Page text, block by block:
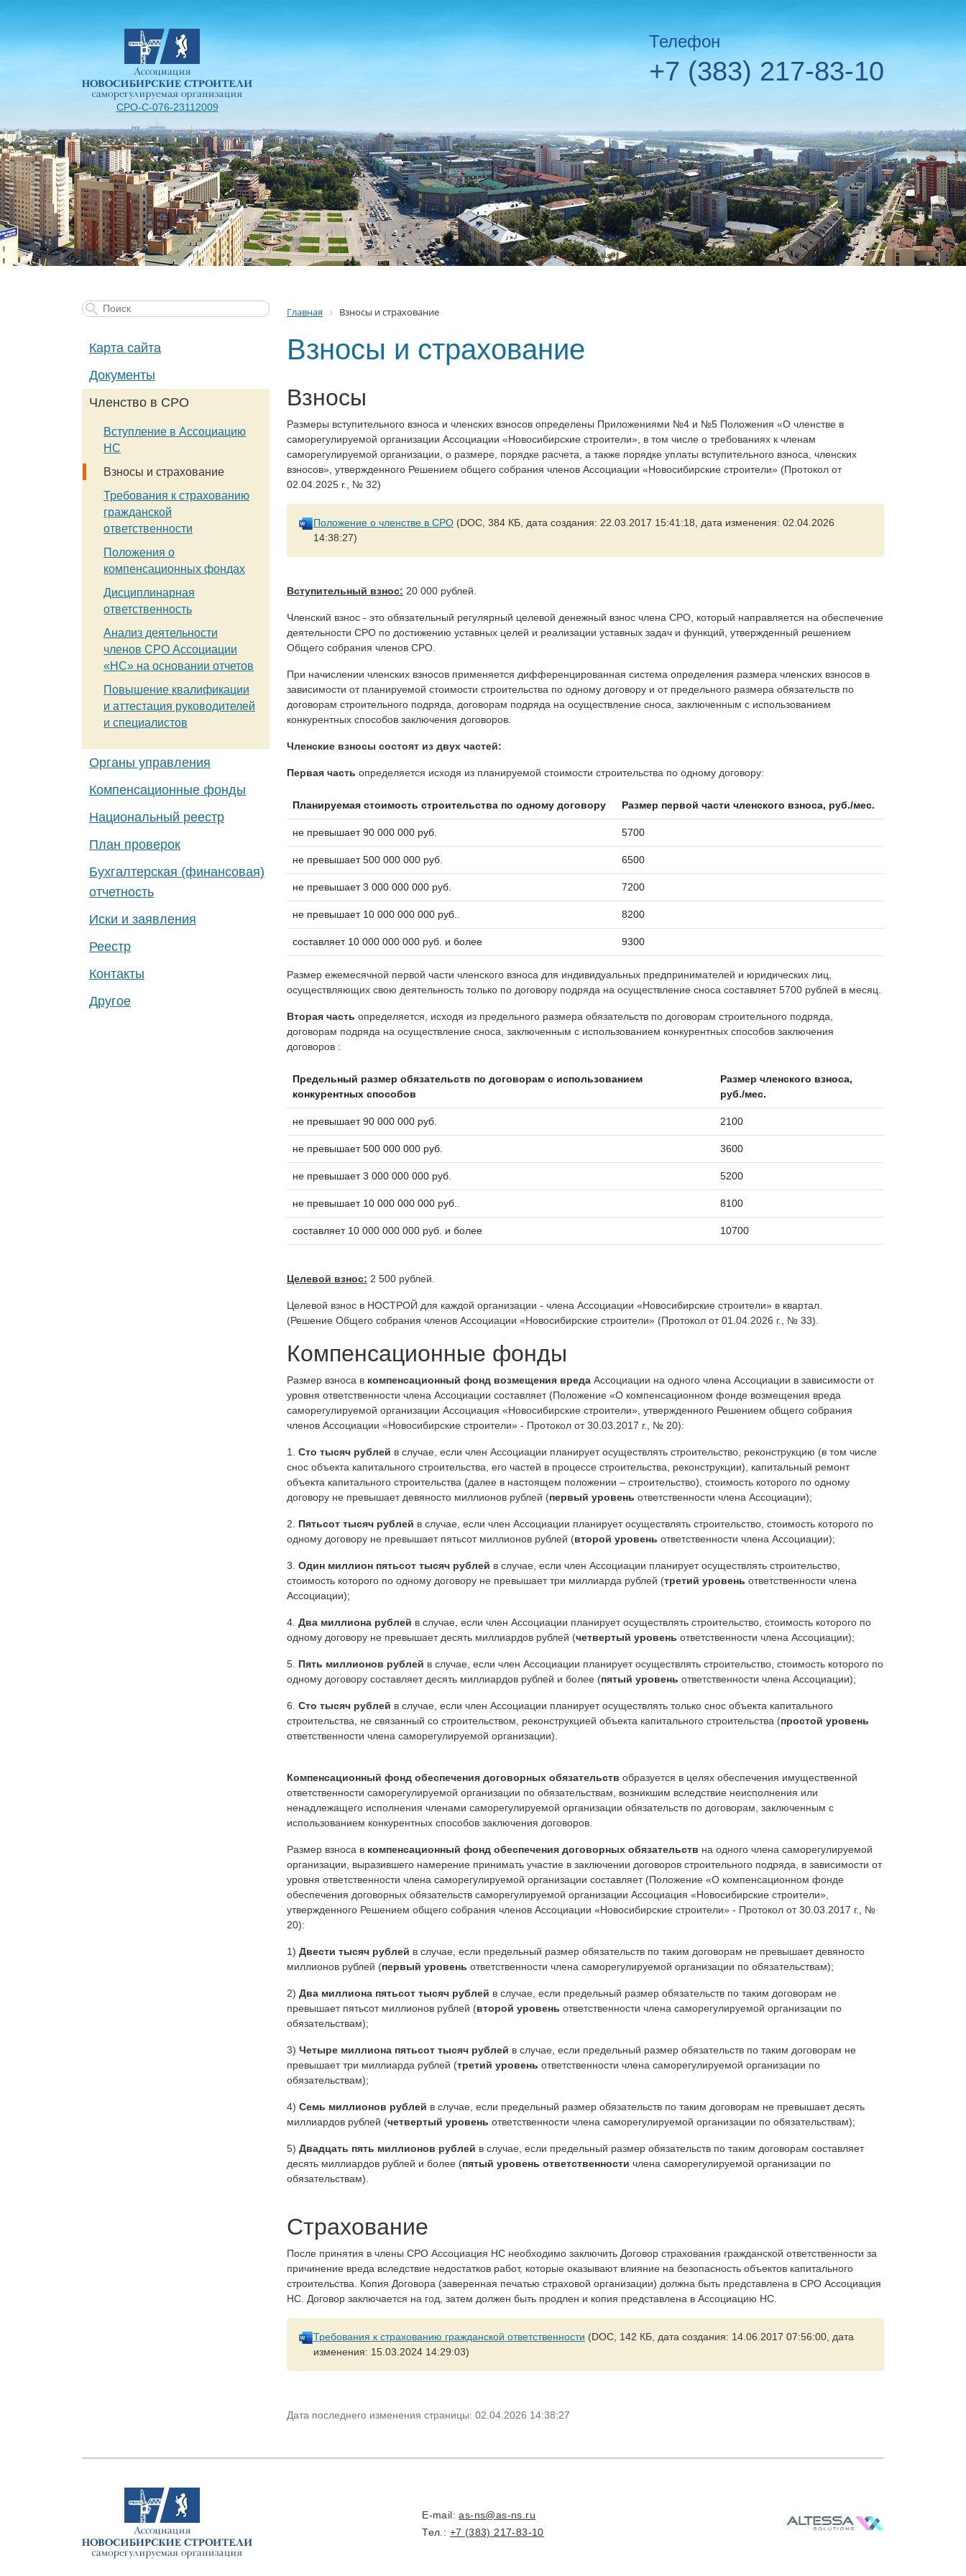
СРО-С-076-23112009
Телефон
+7 (383) 217-83-10
Карта сайта
Документы
Членство в СРО
Вступление в Ассоциацию
НС
Взносы и страхование
Требования к страхованию
гражданской
ответственности
Положения о
компенсационных фондах
Дисциплинарная
ответственность
Анализ деятельности
членов СРО Ассоциации
«НС» на основании отчетов
Повышение квалификации
и аттестация руководителей
и специалистов
Органы управления
Компенсационные фонды
Национальный реестр
План проверок
Бухгалтерская (финансовая)
отчетность
Иски и заявления
Реестр
Контакты
Другое
Главная Взносы и страхование
Взносы и страхование
Взносы
Размеры вступительного взноса и членских взносов определены Приложениями №4 и №5 Положения «О членстве в
саморегулируемой организации Ассоциации «Новосибирские строители», в том числе о требованиях к членам
саморегулируемой организации, о размере, порядке расчета, а также порядке уплаты вступительного взноса, членских
взносов», утвержденного Решением общего собрания членов Ассоциации «Новосибирские строители» (Протокол от
02.04.2025 г., № 32)
Положение о членстве в СРО (DOC, 384 КБ, дата создания: 22.03.2017 15:41:18, дата изменения: 02.04.2026
14:38:27)
Вступительный взнос: 20 000 рублей.
Членский взнос - это обязательный регулярный целевой денежный взнос члена СРО, который направляется на обеспечение
деятельности СРО по достижению уставных целей и реализации уставных задач и функций, утвержденный решением
Общего собрания членов СРО.
При начислении членских взносов применяется дифференцированная система определения размера членских взносов в
зависимости от планируемой стоимости строительства по одному договору и от предельного размера обязательств по
договорам строительного подряда, договорам подряда на осуществление сноса, заключенным с использованием
конкурентных способов заключения договоров.
Членские взносы состоят из двух частей:
Первая часть определяется исходя из планируемой стоимости строительства по одному договору:
Планируемая стоимость строительства по одному договору Размер первой части членского взноса, руб./мес.
не превышает 90 000 000 руб. 5700
не превышает 500 000 000 руб. 6500
не превышает 3 000 000 000 руб. 7200
не превышает 10 000 000 000 руб.. 8200
составляет 10 000 000 000 руб. и более 9300
Размер ежемесячной первой части членского взноса для индивидуальных предпринимателей и юридических лиц,
осуществляющих свою деятельность только по договору подряда на осуществление сноса составляет 5700 рублей в месяц.
Вторая часть определяется, исходя из предельного размера обязательств по договорам строительного подряда,
договорам подряда на осуществление сноса, заключенным с использованием конкурентных способов заключения
договоров :
Предельный размер обязательств по договорам с использованием
конкурентных способов
Размер членского взноса,
руб./мес.
не превышает 90 000 000 руб. 2100
не превышает 500 000 000 руб. 3600
не превышает 3 000 000 000 руб. 5200
не превышает 10 000 000 000 руб.. 8100
составляет 10 000 000 000 руб. и более 10700
Целевой взнос: 2 500 рублей.
Целевой взнос в НОСТРОЙ для каждой организации - члена Ассоциации «Новосибирские строители» в квартал.
(Решение Общего собрания членов Ассоциации «Новосибирские строители» (Протокол от 01.04.2026 г., № 33).
Компенсационные фонды
Размер взноса в компенсационный фонд возмещения вреда Ассоциации на одного члена Ассоциации в зависимости от
уровня ответственности члена Ассоциации составляет (Положение «О компенсационном фонде возмещения вреда
саморегулируемой организации Ассоциация «Новосибирские строители», утвержденного Решением общего собрания
членов Ассоциации «Новосибирские строители» - Протокол от 30.03.2017 г., № 20):
1. Сто тысяч рублей в случае, если член Ассоциации планирует осуществлять строительство, реконструкцию (в том числе
снос объекта капитального строительства, его частей в процессе строительства, реконструкции), капитальный ремонт
объекта капитального строительства (далее в настоящем положении – строительство), стоимость которого по одному
договору не превышает девяносто миллионов рублей (первый уровень ответственности члена Ассоциации);
2. Пятьсот тысяч рублей в случае, если член Ассоциации планирует осуществлять строительство, стоимость которого по
одному договору не превышает пятьсот миллионов рублей (второй уровень ответственности члена Ассоциации);
3. Один миллион пятьсот тысяч рублей в случае, если член Ассоциации планирует осуществлять строительство,
стоимость которого по одному договору не превышает три миллиарда рублей (третий уровень ответственности члена
Ассоциации);
4. Два миллиона рублей в случае, если член Ассоциации планирует осуществлять строительство, стоимость которого по
одному договору не превышает десять миллиардов рублей (четвертый уровень ответственности члена Ассоциации);
5. Пять миллионов рублей в случае, если член Ассоциации планирует осуществлять строительство, стоимость которого по
одному договору составляет десять миллиардов рублей и более (пятый уровень ответственности члена Ассоциации);
6. Сто тысяч рублей в случае, если член Ассоциации планирует осуществлять только снос объекта капитального
строительства, не связанный со строительством, реконструкцией объекта капитального строительства (простой уровень
ответственности члена саморегулируемой организации).
Компенсационный фонд обеспечения договорных обязательств образуется в целях обеспечения имущественной
ответственности саморегулируемой организации по обязательствам, возникшим вследствие неисполнения или
ненадлежащего исполнения членами саморегулируемой организации обязательств по договорам, заключенным с
использованием конкурентных способов заключения договоров.
Размер взноса в компенсационный фонд обеспечения договорных обязательств на одного члена саморегулируемой
организации, выразившего намерение принимать участие в заключении договоров строительного подряда, в зависимости от
уровня ответственности члена саморегулируемой организации составляет (Положение «О компенсационном фонде
обеспечения договорных обязательств саморегулируемой организации Ассоциация «Новосибирские строители»,
утвержденного Решением общего собрания членов Ассоциации «Новосибирские строители» - Протокол от 30.03.2017 г., №
20):
1) Двести тысяч рублей в случае, если предельный размер обязательств по таким договорам не превышает девяносто
миллионов рублей (первый уровень ответственности члена саморегулируемой организации по обязательствам);
2) Два миллиона пятьсот тысяч рублей в случае, если предельный размер обязательств по таким договорам не
превышает пятьсот миллионов рублей (второй уровень ответственности члена саморегулируемой организации по
обязательствам);
3) Четыре миллиона пятьсот тысяч рублей в случае, если предельный размер обязательств по таким договорам не
превышает три миллиарда рублей (третий уровень ответственности члена саморегулируемой организации по
обязательствам);
4) Семь миллионов рублей в случае, если предельный размер обязательств по таким договорам не превышает десять
миллиардов рублей (четвертый уровень ответственности члена саморегулируемой организации по обязательствам);
5) Двадцать пять миллионов рублей в случае, если предельный размер обязательств по таким договорам составляет
десять миллиардов рублей и более (пятый уровень ответственности члена саморегулируемой организации по
обязательствам).
Страхование
После принятия в члены СРО Ассоциация НС необходимо заключить Договор страхования гражданской ответственности за
причинение вреда вследствие недостатков работ, которые оказывают влияние на безопасность объектов капитального
строительства. Копия Договора (заверенная печатью страховой организации) должна быть представлена в СРО Ассоциация
НС. Договор заключается на год, затем должен быть продлен и копия представлена в Ассоциацию НС.
Требования к страхованию гражданской ответственности (DOC, 142 КБ, дата создания: 14.06.2017 07:56:00, дата
изменения: 15.03.2024 14:29:03)
Дата последнего изменения страницы: 02.04.2026 14:38:27
E-mail:as-ns@as-ns.ru
Тел.: +7 (383) 217-83-10